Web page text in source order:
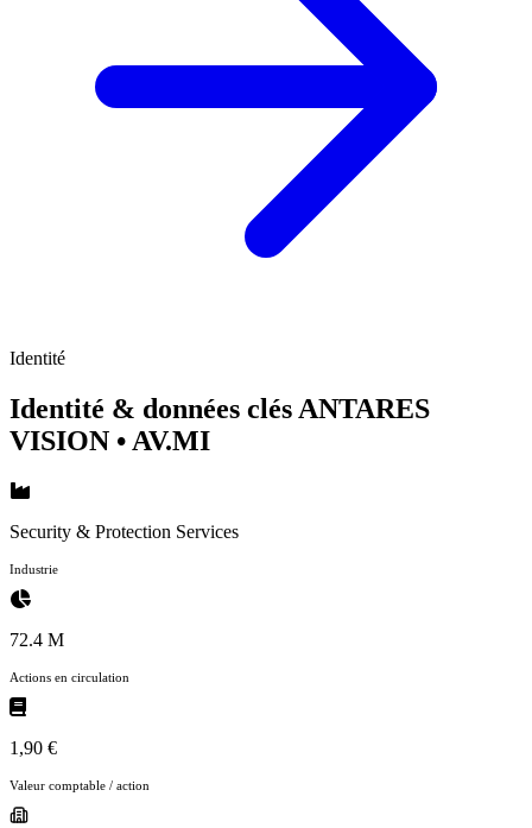
Identité
Identité & données clés ANTARES
VISION • AV.MI
Security & Protection Services
Industrie
72.4 M
Actions en circulation
1,90 €
Valeur comptable / action